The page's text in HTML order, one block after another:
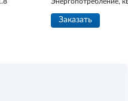
Заказать